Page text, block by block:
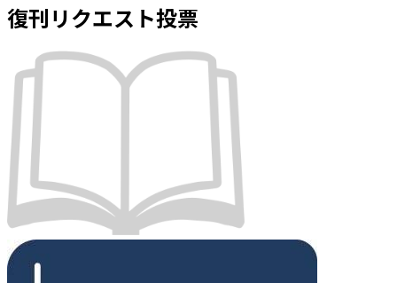
復刊リクエスト投票